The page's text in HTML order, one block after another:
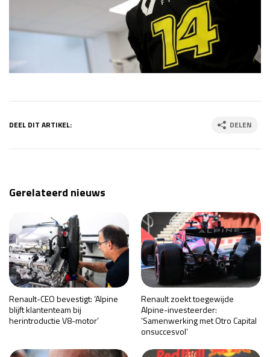
DEEL DIT ARTIKEL: DELEN
Gerelateerd nieuws
Renault-CEO bevestigt: ‘Alpine
blijft klantenteam bij
herintroductie V8-motor’
Renault zoekt toegewijde
Alpine-investeerder:
‘Samenwerking met Otro Capital
onsuccesvol’